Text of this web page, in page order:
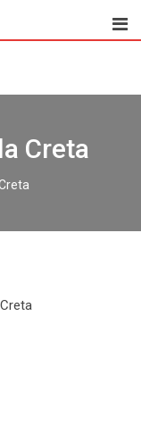
Creta